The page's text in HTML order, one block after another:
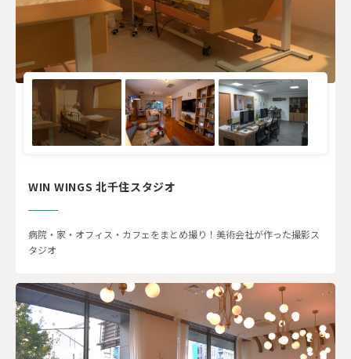
WIN WINGS 北千住スタジオ
病院・家・オフィス・カフェをまとめ撮り！美術会社が作った撮影ス
タジオ